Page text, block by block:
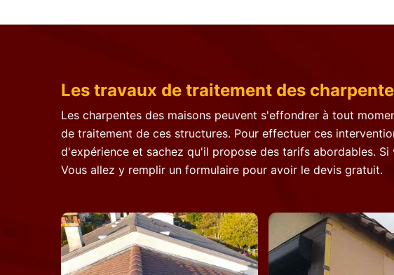
Les travaux de traitement des
Les charpentes des maisons peuvent s'effondrer à tout
de traitement de ces structures. Pour effectuer ces
d'expérience et sachez qu'il propose des tarifs abordables.
Vous allez y remplir un formulaire pour avoir le devis gratuit.